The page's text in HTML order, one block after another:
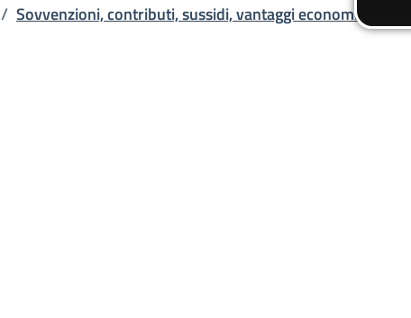
/ Sovvenzioni, contributi, sussidi, vantaggi economici